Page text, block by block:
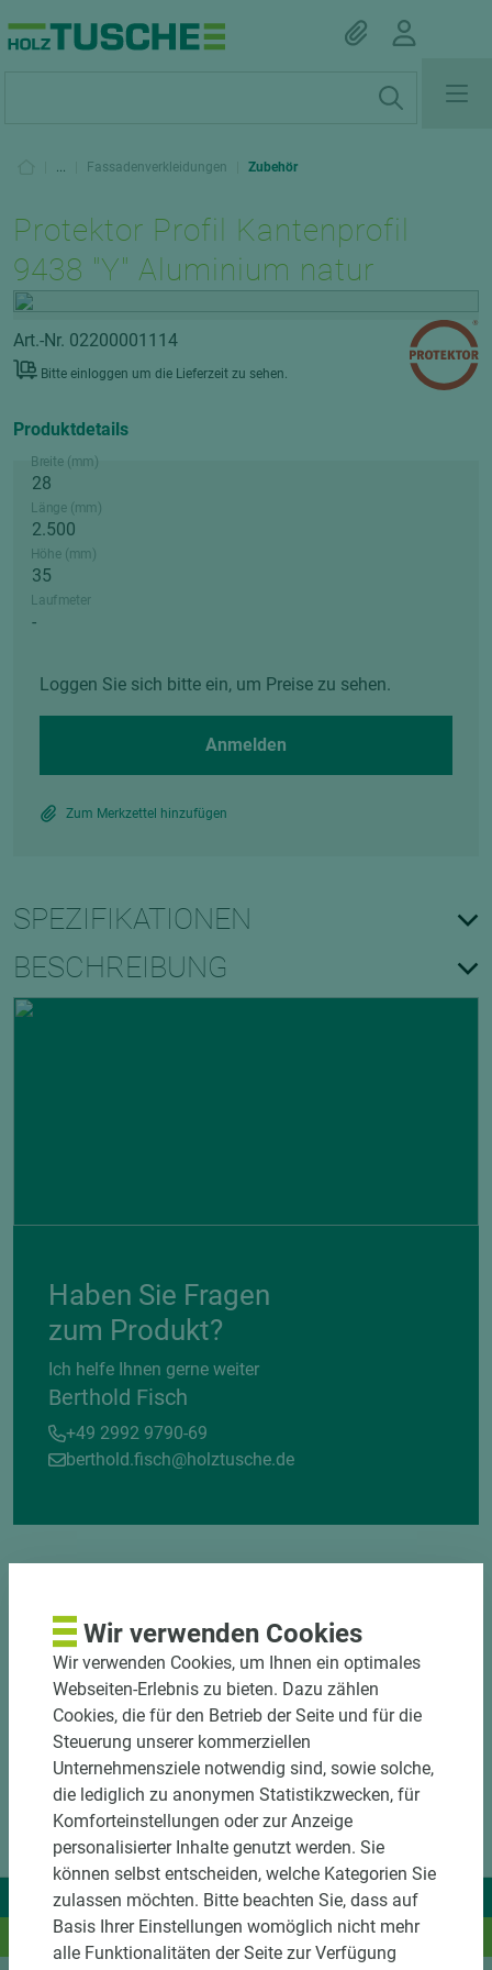
... Fassadenverkleidungen Zubehör
Protektor Profil Kantenprofil
9438 "Y" Aluminium natur
Art.-Nr. 02200001114
Bitte einloggen um die Lieferzeit zu sehen.
Produktdetails
Breite (mm)
Länge (mm)
Höhe (mm)
Laufmeter
Loggen Sie sich bitte ein, um Preise zu sehen.
Anmelden
Zum Merkzettel hinzufügen
SPEZIFIKATIONEN
BESCHREIBUNG
Haben Sie Fragen
zum Produkt?
Ich helfe Ihnen gerne weiter
Berthold Fisch
+49 2992 9790-69
berthold.fisch@holztusche.de
Wir liefern Ideen.
Und das passende Holz dazu.
Wir verwenden Cookies
Wir verwenden Cookies, um Ihnen ein optimales
Webseiten-Erlebnis zu bieten. Dazu zählen
Cookies, die für den Betrieb der Seite und für die
Steuerung unserer kommerziellen
Unternehmensziele notwendig sind, sowie solche,
die lediglich zu anonymen Statistikzwecken, für
Komforteinstellungen oder zur Anzeige
personalisierter Inhalte genutzt werden. Sie
können selbst entscheiden, welche Kategorien Sie
zulassen möchten. Bitte beachten Sie, dass auf
Basis Ihrer Einstellungen womöglich nicht mehr
alle Funktionalitäten der Seite zur Verfügung